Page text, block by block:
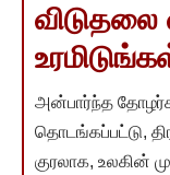
விடுதலை
அன்பார்ந்த
தொடங்கப்பட்டு,
குரலாக, உலகின்